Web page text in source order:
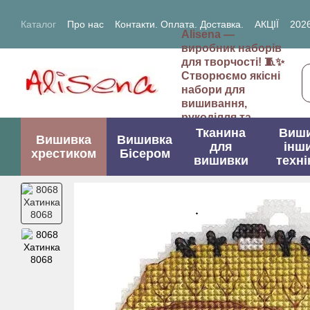
Каталог
Про нас Контакти. Оплата. Доставка. АКЦІЇ
Alisena —
виробник наборів
для творчості! 🧵✨
Створюємо якісні
набори для
вишивання,
рукоділля та
творчих проектів.
Вишивка
хрестиком
Вишивка
Бісером
Тканина
для
вишивки